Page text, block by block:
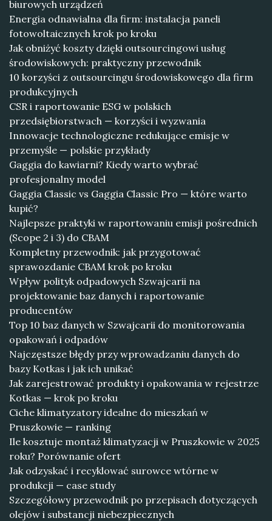
biurowych urządzeń
Energia odnawialna dla firm: instalacja paneli
fotowoltaicznych krok po kroku
Jak obniżyć koszty dzięki outsourcingowi usług
środowiskowych: praktyczny przewodnik
10 korzyści z outsourcingu środowiskowego dla firm
produkcyjnych
CSR i raportowanie ESG w polskich
przedsiębiorstwach — korzyści i wyzwania
Innowacje technologiczne redukujące emisje w
przemyśle — polskie przykłady
Gaggia do kawiarni? Kiedy warto wybrać
profesjonalny model
Gaggia Classic vs Gaggia Classic Pro — które warto
kupić?
Najlepsze praktyki w raportowaniu emisji pośrednich
(Scope 2 i 3) do CBAM
Kompletny przewodnik: jak przygotować
sprawozdanie CBAM krok po kroku
Wpływ polityk odpadowych Szwajcarii na
projektowanie baz danych i raportowanie
producentów
Top 10 baz danych w Szwajcarii do monitorowania
opakowań i odpadów
Najczęstsze błędy przy wprowadzaniu danych do
bazy Kotkas i jak ich unikać
Jak zarejestrować produkty i opakowania w rejestrze
Kotkas — krok po kroku
Ciche klimatyzatory idealne do mieszkań w
Pruszkowie — ranking
Ile kosztuje montaż klimatyzacji w Pruszkowie w 2025
roku? Porównanie ofert
Jak odzyskać i recyklować surowce wtórne w
produkcji — case study
Szczegółowy przewodnik po przepisach dotyczących
olejów i substancji niebezpiecznych